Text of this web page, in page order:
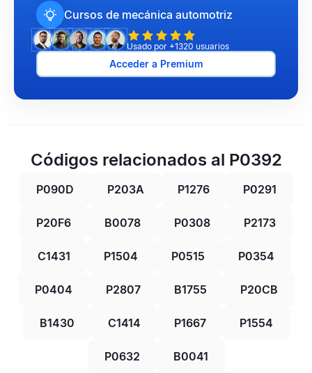
Cursos de mecánica automotriz
Usado por +1320 usuarios
Acceder a Premium
Códigos relacionados al P0392
P090D P203A P1276 P0291
P20F6 B0078 P0308 P2173
C1431 P1504 P0515 P0354
P0404 P2807 B1755 P20CB
B1430 C1414 P1667 P1554
P0632 B0041